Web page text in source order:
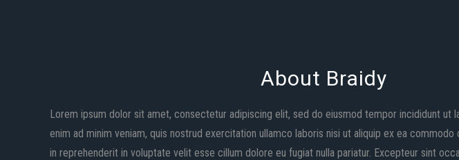
About Braidy
Lorem ipsum dolor sit amet, consectetur adipiscing elit, sed do eiusmod tempor incididunt ut
enim ad minim veniam, quis nostrud exercitation ullamco laboris nisi ut aliquip ex ea
in reprehenderit in voluptate velit esse cillum dolore eu fugiat nulla pariatur. Excepteur sint